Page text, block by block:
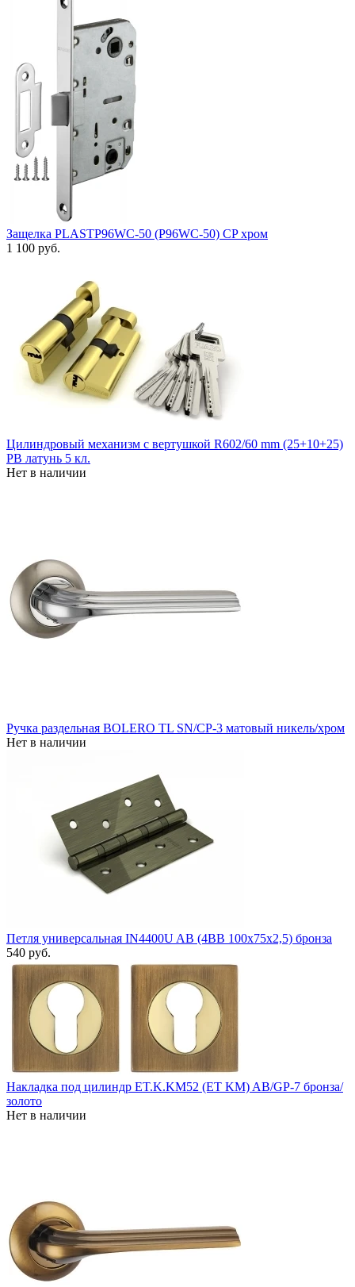
Защелка PLASTP96WC-50 (P96WC-50) CP хром
1 100 руб.
Цилиндровый механизм с вертушкой R602/60 mm (25+10+25)
PB латунь 5 кл.
Нет в наличии
Ручка раздельная BOLERO TL SN/CP-3 матовый никель/хром
Нет в наличии
Петля универсальная IN4400U AB (4BB 100x75x2,5) бронза
540 руб.
Накладка под цилиндр ET.K.KM52 (ET KM) AB/GP-7 бронза/
золото
Нет в наличии